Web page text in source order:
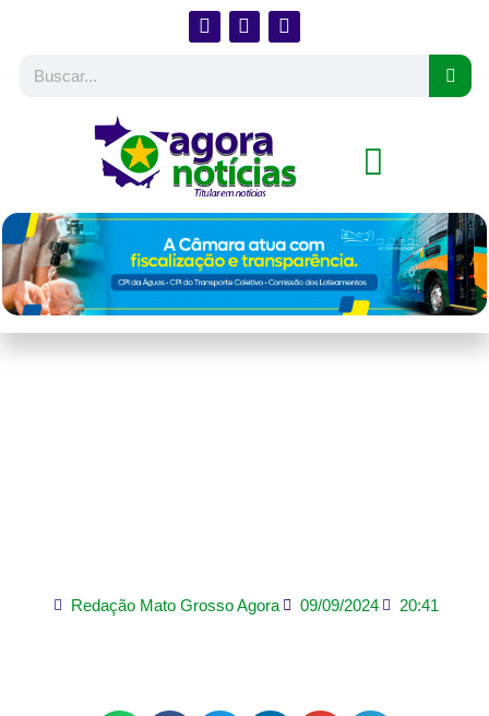
Redação Mato Grosso Agora 09/09/2024 20:41